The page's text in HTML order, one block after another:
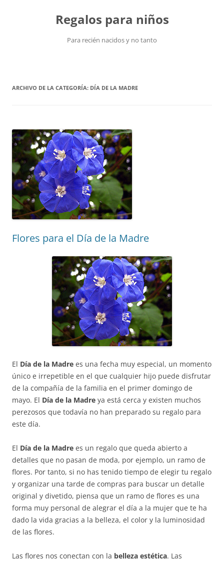
Regalos para niños
Para recién nacidos y no tanto
ARCHIVO DE LA CATEGORÍA: DÍA DE LA MADRE
Flores para el Día de la Madre
El Día de la Madre es una fecha muy especial, un momento
único e irrepetible en el que cualquier hijo puede disfrutar
de la compañía de la familia en el primer domingo de
mayo. El Día de la Madre ya está cerca y existen muchos
perezosos que todavía no han preparado su regalo para
este día.
El Día de la Madre es un regalo que queda abierto a
detalles que no pasan de moda, por ejemplo, un ramo de
flores. Por tanto, si no has tenido tiempo de elegir tu regalo
y organizar una tarde de compras para buscar un detalle
original y divetido, piensa que un ramo de flores es una
forma muy personal de alegrar el día a la mujer que te ha
dado la vida gracias a la belleza, el color y la luminosidad
de las flores.
Las flores nos conectan con la belleza estética. Las